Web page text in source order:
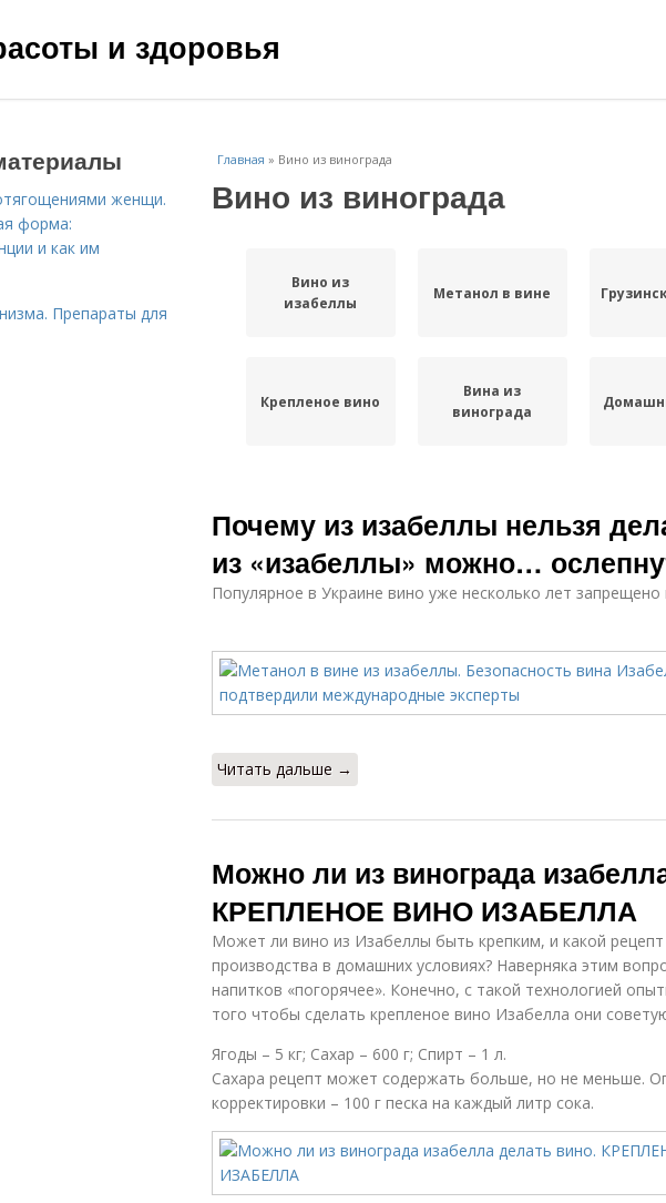
и здоровья
Главная » Вино из винограда
Вино из винограда
Вино из
изабеллы
Метанол в вине
Крепленое вино
Вина из
винограда
Почему из изабеллы нельзя
из «изабеллы» можно…
Популярное в Украине вино уже несколько лет запрещено
Читать дальше →
Можно ли из винограда
КРЕПЛЕНОЕ ВИНО ИЗАБЕЛЛА
Может ли вино из Изабеллы быть крепким, и какой рецепт
производства в домашних условиях? Наверняка этим
напитков «погорячее». Конечно, с такой технологией
того чтобы сделать крепленое вино Изабелла они
Ягоды – 5 кг; Сахар – 600 г; Спирт – 1 л.
Сахара рецепт может содержать больше, но не меньше.
корректировки – 100 г песка на каждый литр сока.
женщи.
форма:
и как им
Препараты для